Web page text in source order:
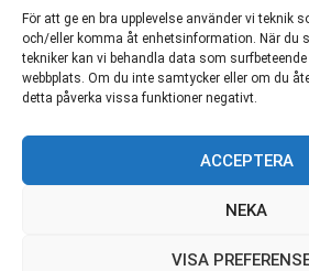
För att ge en bra upplevelse använder vi teknik
och/eller komma åt enhetsinformation. När du
tekniker kan vi behandla data som
webbplats. Om du inte samtycker eller om du
detta påverka vissa funktioner negativt.
ACCEPTERA
NEKA
VISA